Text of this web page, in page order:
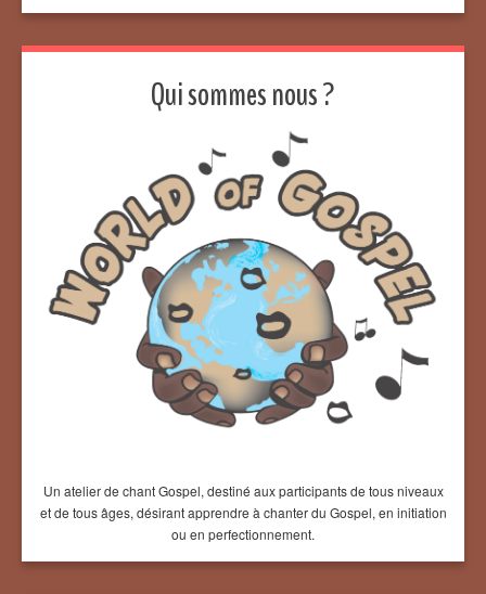
Qui sommes nous ?
Un atelier de chant Gospel, destiné aux participants de tous niveaux
et de tous âges, désirant apprendre à chanter du Gospel, en initiation
ou en perfectionnement.